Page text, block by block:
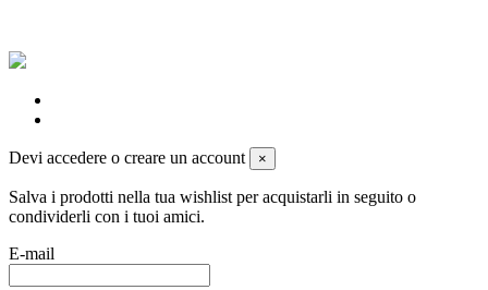
Devi accedere o creare un account ×
Salva i prodotti nella tua wishlist per acquistarli in seguito o
condividerli con i tuoi amici.
E-mail